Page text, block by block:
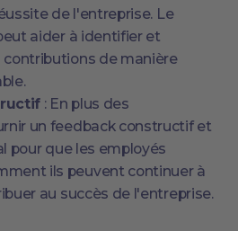
de l'entreprise. Le
aider à identifier et
contributions de manière
: En plus des
un feedback constructif et
pour que les employés
ils peuvent continuer à
au succès de l'entreprise.